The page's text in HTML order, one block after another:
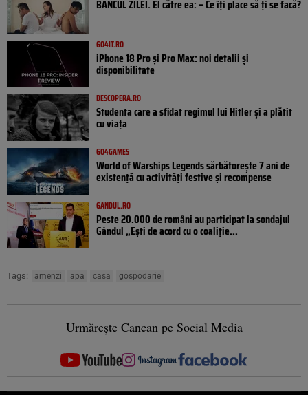
BANCUL ZILEI. El către ea: – Ce îți place să ți se facă?
GO4IT.RO
iPhone 18 Pro și Pro Max: noi detalii și
disponibilitate
DESCOPERA.RO
Studenta care a sfidat regimul lui Hitler și a plătit
cu viața
GO4GAMES
World of Warships Legends sărbătorește 7 ani de
existență cu activități festive și recompense
GANDUL.RO
Peste 20.000 de români au participat la sondajul
Gândul „Ești de acord cu o coaliție...
Tags: amenzi apa casa gospodarie
Urmărește Cancan pe Social Media